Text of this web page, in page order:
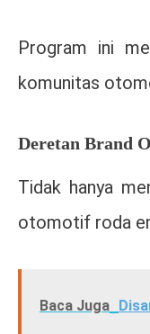
Program ini
komunitas
Deretan Brand
Tidak hanya
otomotif roda
Baca Juga